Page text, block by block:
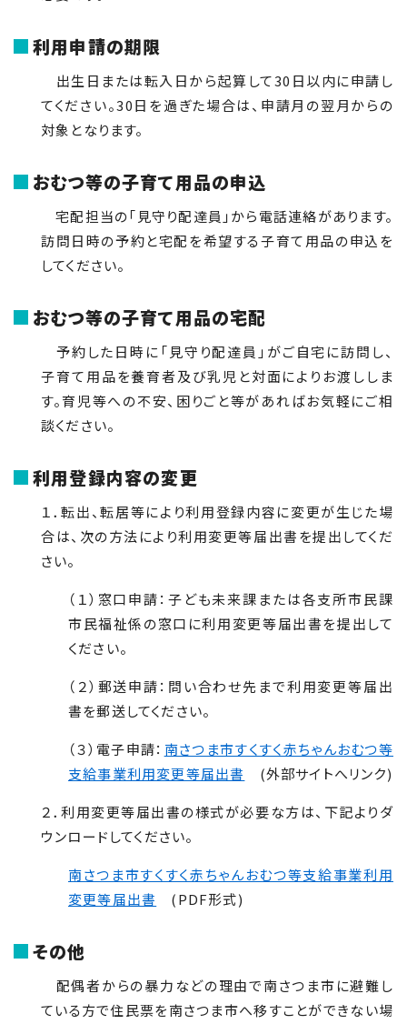
利用申請の期限
出生日または転入日から起算して30 日以内に申請し
てください。30日を過ぎた場合は、申請月の翌月からの
対象となります。
おむつ等の子育て用品の申込
宅配担当の「見守り配達員」から電話連絡があります。
訪問日時の予約と宅配を希望する子育て用品の申込を
してください。
おむつ等の子育て用品の宅配
予約した日時に「見守り配達員」がご自宅に訪問し、
子育て用品を養育者及び乳児と対面によりお渡ししま
す。育児等への不安、困りごと等があればお気軽にご相
談ください。
利用登録内容の変更
１．転出、転居等により利用登録内容に変更が生じた場
合は、次の方法により利用変更等届出書を提出してくだ
さい。
（１）窓口申請：子ども未来課または各支所市民課
市民福祉係の窓口に利用変更等届出書を提出して
ください。
（２）郵送申請：問い合わせ先まで利用変更等届出
書を郵送してください。
（３）電子申請： 南さつま市すくすく赤ちゃんおむつ等
支給事業利用変更等届出書
(外部サイトへリンク)
２．利用変更等届出書の様式が必要な方は、下記よりダ
ウンロードしてください。
南さつま市すくすく赤ちゃんおむつ等支給事業利用
変更等届出書
(PDF形式)
その他
配偶者からの暴力などの理由で南さつま市に避難し
ている方で住民票を南さつま市へ移すことができない場